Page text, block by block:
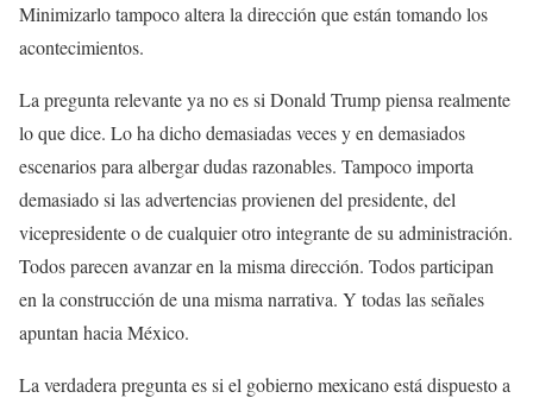
Minimizarlo tampoco altera la dirección que están tomando los
acontecimientos.
La pregunta relevante ya no es si Donald Trump piensa realmente
lo que dice. Lo ha dicho demasiadas veces y en demasiados
escenarios para albergar dudas razonables. Tampoco importa
demasiado si las advertencias provienen del presidente, del
vicepresidente o de cualquier otro integrante de su administración.
Todos parecen avanzar en la misma dirección. Todos participan
en la construcción de una misma narrativa. Y todas las señales
apuntan hacia México.
La verdadera pregunta es si el gobierno mexicano está dispuesto a